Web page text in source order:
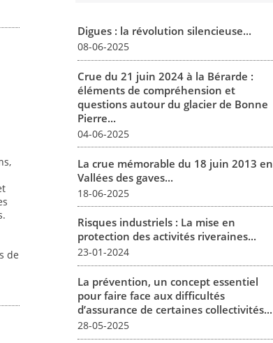
de
Digues : la révolution silencieuse...
08-06-2025
Crue du 21 juin 2024 à la Bérarde :
éléments de compréhension et
questions autour du glacier de Bonne
Pierre...
04-06-2025
La crue mémorable du 18 juin 2013 en
Vallées des gaves...
18-06-2025
Risques industriels : La mise en
protection des activités riveraines...
23-01-2024
La prévention, un concept essentiel
pour faire face aux difficultés
d’assurance de certaines collectivités...
28-05-2025